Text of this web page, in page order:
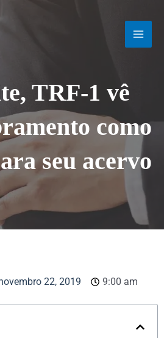
TRF-1 vê
como
seu acervo
22, 2019
9:00 am